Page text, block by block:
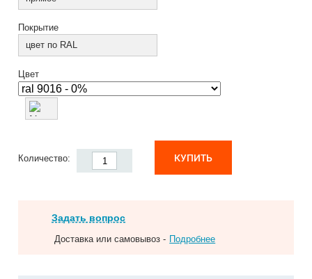
Покрытие
цвет по RAL
Цвет
Количество: КУПИТЬ
Задать вопрос
Доставка или самовывоз - Подробнее